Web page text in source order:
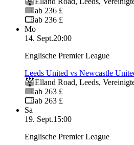
ab 236 £
ab 236 £
Mo
14. Sept.20:00
Englische Premier League
Leeds United vs Newcastle
Elland Road, Leeds,
ab 263 £
ab 263 £
Sa
19. Sept.15:00
Englische Premier League